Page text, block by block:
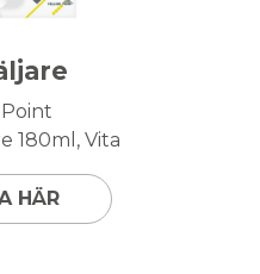
180ml, Vita
HÄR